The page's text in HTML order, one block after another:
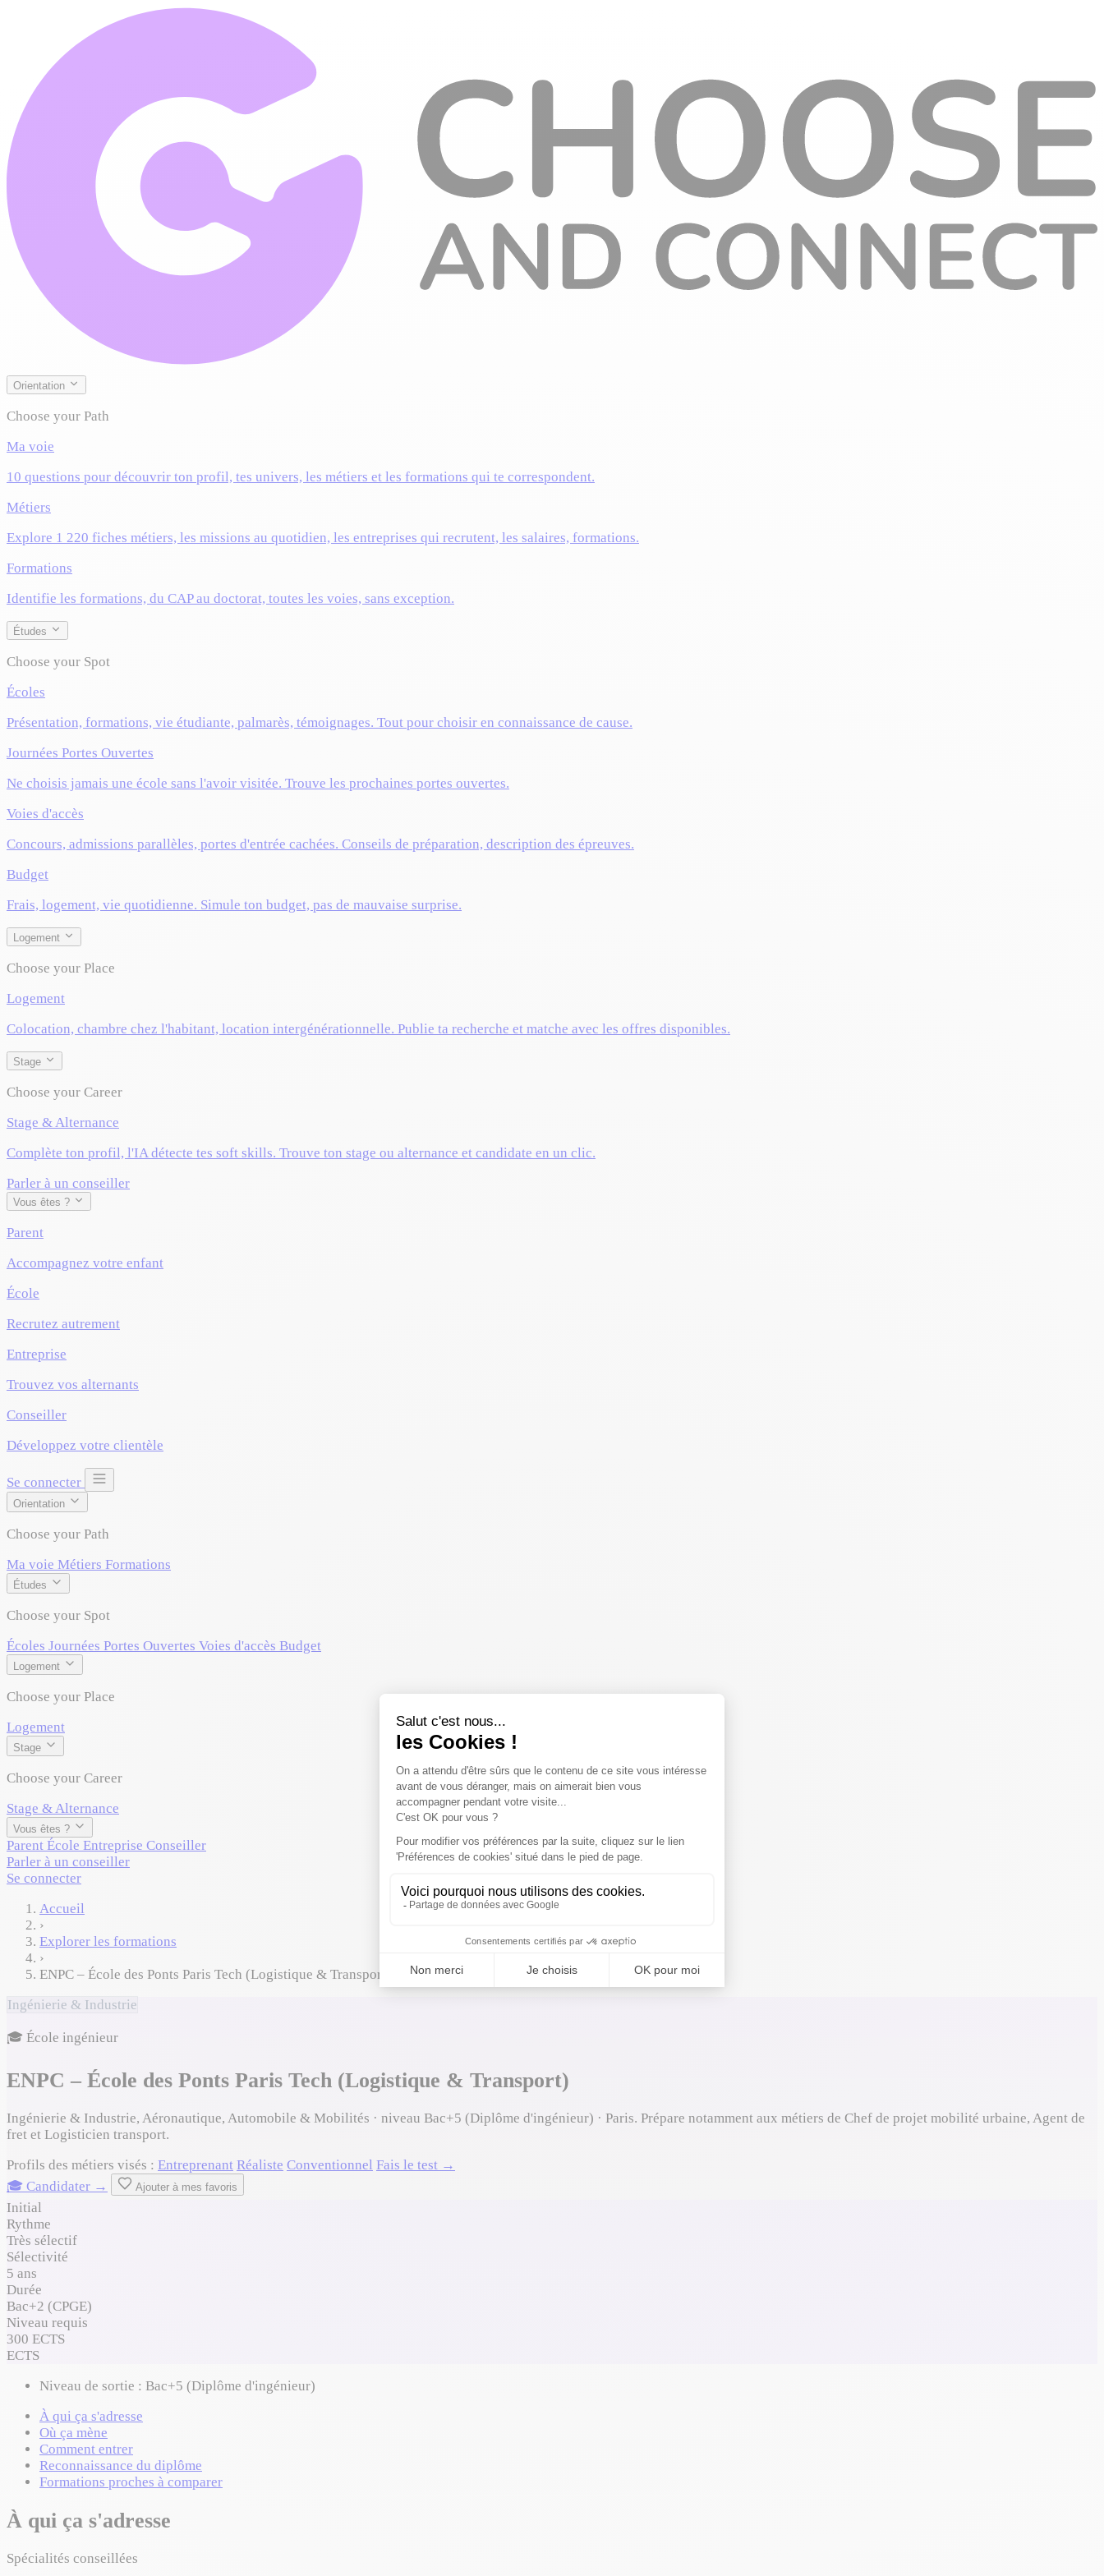
Orientation
Choose your Path
Ma voie
10 questions pour découvrir ton profil, tes univers, les métiers et les formations qui te correspondent.
Métiers
Explore 1 220 fiches métiers, les missions au quotidien, les entreprises qui recrutent, les salaires, formations.
Formations
Identifie les formations, du CAP au doctorat, toutes les voies, sans exception.
Études
Choose your Spot
Écoles
Présentation, formations, vie étudiante, palmarès, témoignages. Tout pour choisir en connaissance de cause.
Journées Portes Ouvertes
Ne choisis jamais une école sans l'avoir visitée. Trouve les prochaines portes ouvertes.
Voies d'accès
Concours, admissions parallèles, portes d'entrée cachées. Conseils de préparation, description des épreuves.
Budget
Frais, logement, vie quotidienne. Simule ton budget, pas de mauvaise surprise.
Logement
Choose your Place
Logement
Colocation, chambre chez l'habitant, location intergénérationnelle. Publie ta recherche et matche avec les offres disponibles.
Stage
Choose your Career
Stage & Alternance
Complète ton profil, l'IA détecte tes soft skills. Trouve ton stage ou alternance et candidate en un clic.
Parler à un conseiller
Vous êtes ?
Parent
Accompagnez votre enfant
École
Recrutez autrement
Entreprise
Trouvez vos alternants
Conseiller
Développez votre clientèle
Se connecter
Orientation
Choose your Path
Ma voie Métiers Formations
Études
Choose your Spot
Écoles Journées Portes Ouvertes Voies d'accès Budget
Logement
Choose your Place
Logement
Stage
Choose your Career
Stage & Alternance
Vous êtes ?
Parent École Entreprise Conseiller
Parler à un conseiller
Se connecter
Accueil
›
Explorer les formations
›
ENPC – École des Ponts Paris Tech (Logistique & Transport)
Ingénierie & Industrie
🎓 École ingénieur
ENPC – École des Ponts Paris Tech (Logistique & Transport)
Ingénierie & Industrie, Aéronautique, Automobile & Mobilités · niveau Bac+5 (Diplôme d'ingénieur) · Paris. Prépare notamment aux métiers de Chef de projet mobilité urbaine, Agent de
fret et Logisticien transport.
Profils des métiers visés : Entreprenant Réaliste Conventionnel Fais le test →
🎓 Candidater →
Ajouter à mes favoris
Initial
Rythme
Très sélectif
Sélectivité
5 ans
Durée
Bac+2 (CPGE)
Niveau requis
300 ECTS
ECTS
Niveau de sortie : Bac+5 (Diplôme d'ingénieur)
À qui ça s'adresse
Où ça mène
Comment entrer
Reconnaissance du diplôme
Formations proches à comparer
À qui ça s'adresse
Spécialités conseillées